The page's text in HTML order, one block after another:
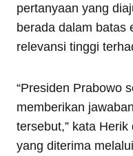
pertanyaan yang
berada dalam batas
relevansi tinggi
“Presiden Prabowo
memberikan
tersebut,” kata
yang diterima